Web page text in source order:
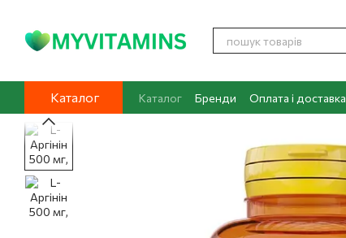
Каталог Каталог Бренди Оплата і доставка
Контакти
Про нас Блог